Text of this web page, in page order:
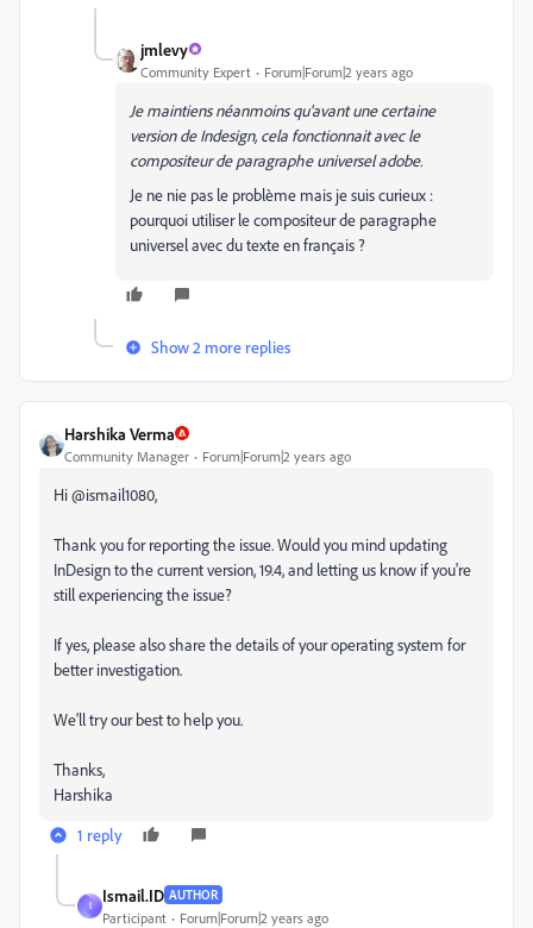
jmlevy
Community Expert Forum|Forum|2 years ago
Je maintiens néanmoins qu'avant une certaine
version de Indesign, cela fonctionnait avec le
compositeur de paragraphe universel adobe.
Je ne nie pas le problème mais je suis curieux :
pourquoi utiliser le compositeur de paragraphe
universel avec du texte en français ?
Show 2 more replies
Harshika Verma
Community Manager Forum|Forum|2 years ago
Hi @ismail1080,
Thank you for reporting the issue. Would you mind updating
InDesign to the current version, 19.4, and letting us know if you're
still experiencing the issue?
If yes, please also share the details of your operating system for
better investigation.
We'll try our best to help you.
Thanks,
Harshika
1 reply
I
Ismail.ID AUTHOR
Participant Forum|Forum|2 years ago